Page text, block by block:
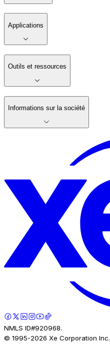
Applications
Outils et ressources
Informations sur la société
NMLS ID#920968.
© 1995-2026 Xe Corporation Inc.